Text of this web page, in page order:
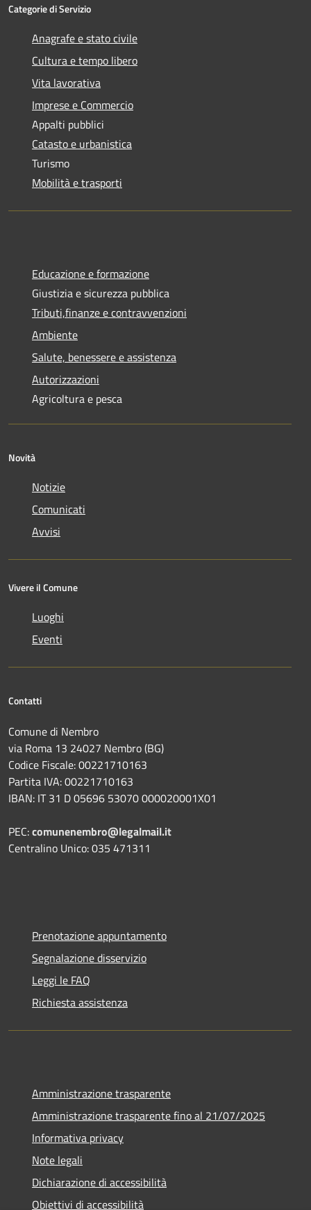
Categorie di Servizio
Anagrafe e stato civile
Cultura e tempo libero
Vita lavorativa
Imprese e Commercio
Appalti pubblici
Catasto e urbanistica
Turismo
Mobilità e trasporti
Educazione e formazione
Giustizia e sicurezza pubblica
Tributi,finanze e contravvenzioni
Ambiente
Salute, benessere e assistenza
Autorizzazioni
Agricoltura e pesca
Novità
Notizie
Comunicati
Avvisi
Vivere il Comune
Luoghi
Eventi
Contatti
Comune di Nembro
via Roma 13 24027 Nembro (BG)
Codice Fiscale: 00221710163
Partita IVA: 00221710163
IBAN: IT 31 D 05696 53070 000020001X01
PEC:comunenembro@legalmail.it
Centralino Unico: 035 471311
Prenotazione appuntamento
Segnalazione disservizio
Leggi le FAQ
Richiesta assistenza
Amministrazione trasparente
Amministrazione trasparente fino al 21/07/2025
Informativa privacy
Note legali
Dichiarazione di accessibilità
Obiettivi di accessibilità